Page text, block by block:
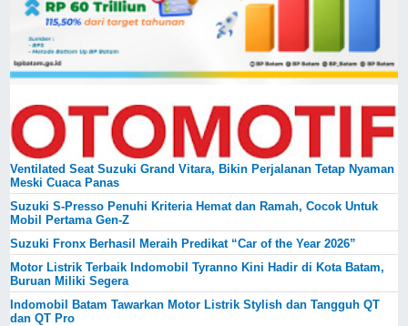
Ventilated Seat Suzuki Grand Vitara, Bikin Perjalanan Tetap Nyaman
Meski Cuaca Panas
Suzuki S-Presso Penuhi Kriteria Hemat dan Ramah, Cocok Untuk
Mobil Pertama Gen-Z
Suzuki Fronx Berhasil Meraih Predikat “Car of the Year 2026”
Motor Listrik Terbaik Indomobil Tyranno Kini Hadir di Kota Batam,
Buruan Miliki Segera
Indomobil Batam Tawarkan Motor Listrik Stylish dan Tangguh QT
dan QT Pro